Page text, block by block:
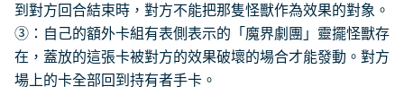
到對方回合結束時，對方不能把那隻怪獸作為效果的對象。
③：自己的額外卡組有表側表示的「魔界劇團」靈擺怪獸存
在，蓋放的這張卡被對方的效果破壞的場合才能發動。對方
場上的卡全部回到持有者手卡。